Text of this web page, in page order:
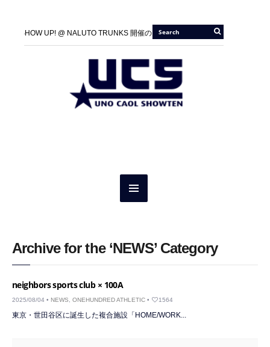
SHOW UP! @ NALUTO TRUNKS 開催のお知らせ 2026/05/21 |
JIU-JITSU Gi ART EXHIBITION 5 IN KYOTO』開催のお知らせ
BARRA × ONEHUNDRED ATHLETIC 1st Collection 発売のご案内
SHIT POP UP SHOP “SO GOOD” に UNO SHITも参戦。
SHOW UP! @ NALUTO TRUNKS 開催のお知らせ 2026/05/21 |
JIU-JITSU Gi ART EXHIBITION 5 IN KYOTO』開催のお知らせ
BARRA × ONEHUNDRED ATHLETIC 1st Collection 発売のご案内
SHIT POP UP SHOP “SO GOOD” に UNO SHITも参戦。
Archive for the ‘NEWS’ Category
neighbors sports club × 100A
2025/08/04 • NEWS ONEHUNDRED ATHLETIC • 1564
東京・世田谷区に誕生した複合施設「HOME/WORK...